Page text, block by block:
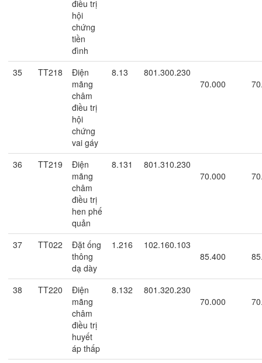
điều trị
hội
chứng
tiền
đình
35 TT218
Điện
mãng
châm
điều trị
hội
chứng
vai gáy
8.13
801.300.230
70.000
36 TT219
Điện
mãng
châm
điều trị
hen phế
quản
8.131
801.310.230
70.000
37 TT022
Đặt ống
thông
dạ dày
1.216
102.160.103
85.400
38 TT220
Điện
mãng
châm
điều trị
huyết
áp thấp
8.132
801.320.230
70.000